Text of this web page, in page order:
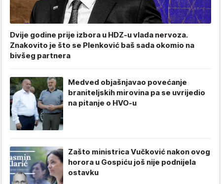
Dvije godine prije izbora u HDZ-u vlada nervoza.
Znakovito je što se Plenković baš sada okomio na
bivšeg partnera
Medved objašnjavao povećanje
braniteljskih mirovina pa se uvrijedio
na pitanje o HVO-u
Zašto ministrica Vučković nakon ovog
horora u Gospiću još nije podnijela
ostavku